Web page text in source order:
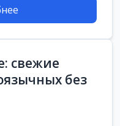
свежие
без